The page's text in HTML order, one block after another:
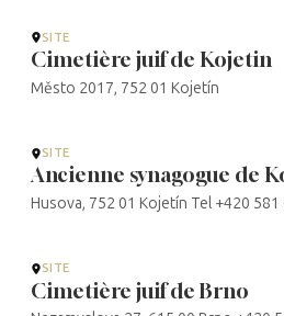
SITE
Cimetière juif de Kojetin
Město 2017, 752 01 Kojetín
SITE
Ancienne synagogue de
Husova, 752 01 Kojetín Tel +420 581
SITE
Cimetière juif de Brno